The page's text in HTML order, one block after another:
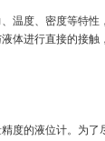
温度、密度等特
体进行直接的接
度的液位计。为